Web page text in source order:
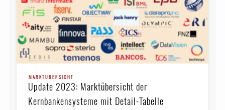
MARKTÜBERSICHT
Update 2023: Marktübersicht der
Kernbankensysteme mit Detail-Tabelle